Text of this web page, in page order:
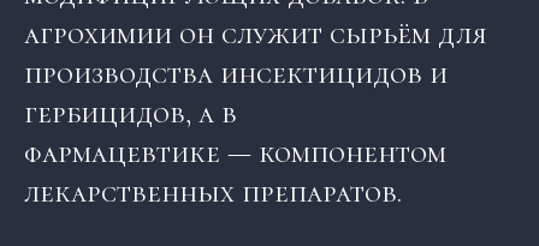
агрохимии он служит сырьём для
производства инсектицидов и
гербицидов, а в
фармацевтике — компонентом
лекарственных препаратов.